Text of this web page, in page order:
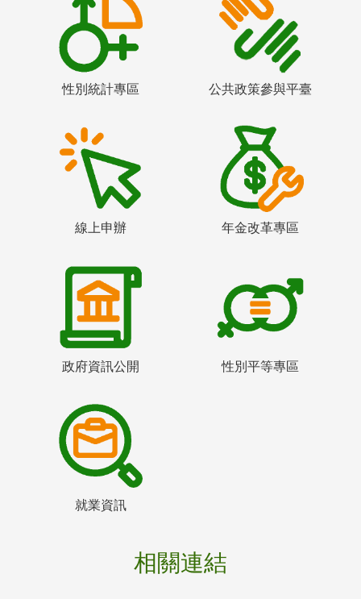
性別統計專區 公共政策參與平臺
線上申辦 年金改革專區
政府資訊公開 性別平等專區
就業資訊
相關連結